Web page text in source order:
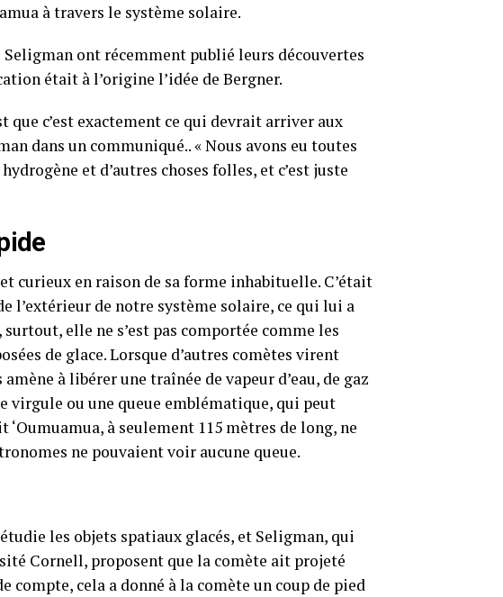
à travers le système solaire.
ont récemment publié leurs découvertes
était à l’origine l’idée de Bergner.
que c’est exactement ce qui devrait arriver aux
dans un communiqué.. « Nous avons eu toutes
et d’autres choses folles, et c’est juste
curieux en raison de sa forme inhabituelle. C’était
l’extérieur de notre système solaire, ce qui lui a
elle ne s’est pas comportée comme les
de glace. Lorsque d’autres comètes virent
à libérer une traînée de vapeur d’eau, de gaz
virgule ou une queue emblématique, qui peut
à seulement 115 mètres de long, ne
ne pouvaient voir aucune queue.
les objets spatiaux glacés, et Seligman, qui
Cornell, proposent que la comète ait projeté
compte, cela a donné à la comète un coup de pied